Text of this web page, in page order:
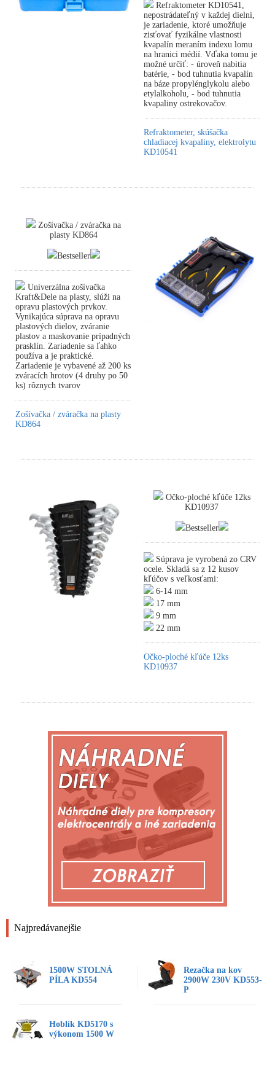
Najpredávanejšie
1500W STOLNÁ
PÍLA KD554
Rezačka na kov
2900W 230V KD553-
P
Hoblík KD5170 s
výkonom 1500 W
Refraktometer KD10541,
nepostrádateľný v každej dielni,
je zariadenie, ktoré umožňuje
zisťovať fyzikálne vlastnosti
kvapalín meraním indexu lomu
na hranici médií. Vďaka tomu je
možné určiť: - úroveň nabitia
batérie, - bod tuhnutia kvapalín
na báze propylénglykolu alebo
etylalkoholu, - bod tuhnutia
kvapaliny ostrekovačov.
Refraktometer, skúšačka
chladiacej kvapaliny, elektrolytu
KD10541
Zošívačka / zváračka na
plasty KD864
Bestseller
Univerzálna zošívačka
Kraft&Dele na plasty, slúži na
opravu plastových prvkov.
Vynikajúca súprava na opravu
plastových dielov, zváranie
plastov a maskovanie prípadných
prasklín. Zariadenie sa ľahko
používa a je praktické.
Zariadenie je vybavené až 200 ks
zváracích hrotov (4 druhy po 50
ks) rôznych tvarov
Zošívačka / zváračka na plasty
KD864
Očko-ploché kľúče 12ks
KD10937
Bestseller
Súprava je vyrobená zo CRV
ocele. Skladá sa z 12 kusov
kľúčov s veľkosťami:
6-14 mm
17 mm
9 mm
22 mm
Očko-ploché kľúče 12ks
KD10937